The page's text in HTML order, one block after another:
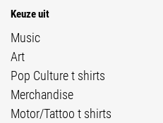
Keuze uit
Music
Art
Pop Culture t shirts
Merchandise
Motor/Tattoo t shirts